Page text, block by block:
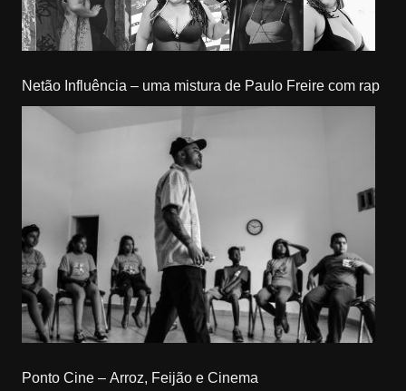
Netão Influência – uma mistura de Paulo Freire com rap
Ponto Cine – Arroz, Feijão e Cinema